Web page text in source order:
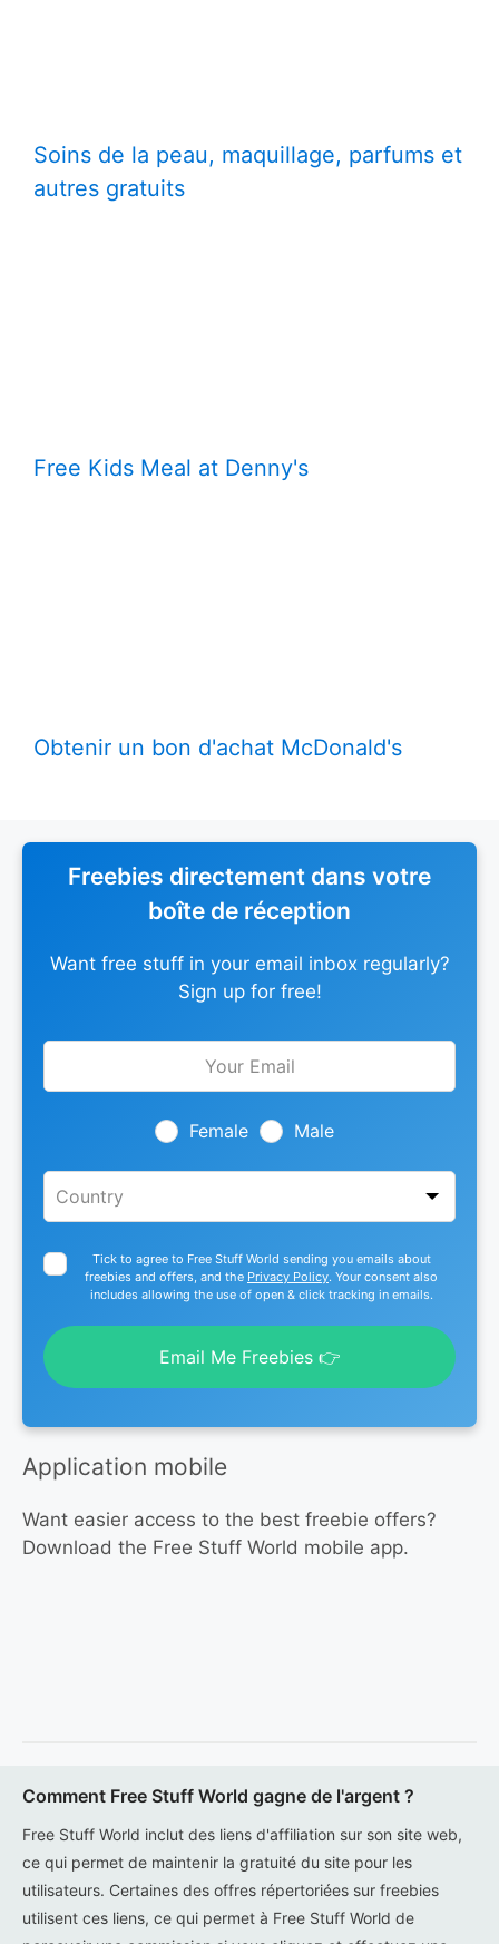
Soins de la peau, maquillage, parfums et
autres gratuits
Free Kids Meal at Denny's
Obtenir un bon d'achat McDonald's
Freebies directement dans votre
boîte de réception
Want free stuff in your email inbox regularly?
Sign up for free!
Leave
Female Male
Tick to agree to Free Stuff World sending you emails about
freebies and offers, and the Privacy Policy. Your consent also
includes allowing the use of open & click tracking in emails.
Email Me Freebies 👉
Application mobile
Want easier access to the best freebie offers?
Download the Free Stuff World mobile app.
Comment Free Stuff World gagne de l'argent ?
Free Stuff World inclut des liens d'affiliation sur son site web,
ce qui permet de maintenir la gratuité du site pour les
utilisateurs. Certaines des offres répertoriées sur freebies
utilisent ces liens, ce qui permet à Free Stuff World de